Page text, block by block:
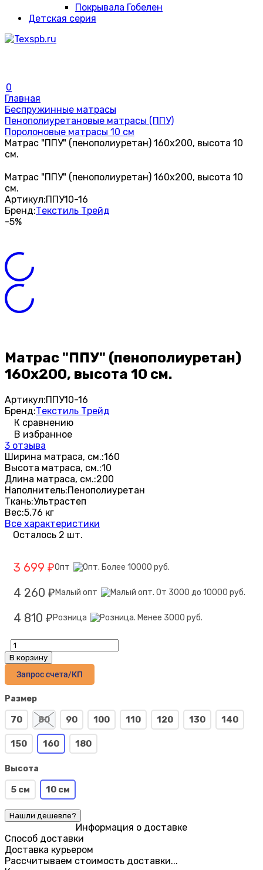
Покрывала Гобелен
Детская серия
0
Главная
Беспружинные матрасы
Пенополиуретановые матрасы (ППУ)
Поролоновые матрасы 10 см
Матрас "ППУ" (пенополиуретан) 160х200, высота 10
см.
Матрас "ППУ" (пенополиуретан) 160х200, высота 10
см.
Артикул:ППУ10-16
Бренд:Текстиль Трейд
-5%
Матрас "ППУ" (пенополиуретан)
160х200, высота 10 см.
Артикул:ППУ10-16
Бренд:Текстиль Трейд
К сравнению
В избранное
3 отзыва
Ширина матраса, см.:160
Высота матраса, см.:10
Длина матраса, см.:200
Наполнитель:Пенополиуретан
Ткань:Ультрастеп
Вес:5.76 кг
Все характеристики
Осталось 2 шт.
3 699 ₽Опт
4 260 ₽ Малый опт
4 810 ₽ Розница
В корзину
Запрос счета/КП
Размер
70 80 90 100 110 120 130 140
150 160 180
Высота
5 см 10 см
Информация о доставке
Способ доставки
Доставка курьером
Рассчитываем стоимость доставки...